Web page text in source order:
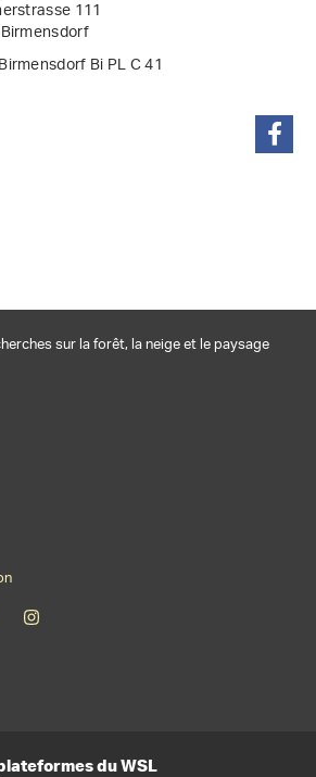
111
Bi PL C 41
sur la forêt, la neige et le paysage
du WSL